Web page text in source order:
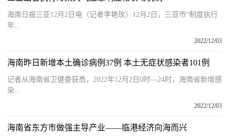
海南日报三亚12月2日电（记者李艳玫）12月2日，三亚市“制度执行
年...
2022/12/03
海南昨日新增本土确诊病例37例 本土无症状感染者101例
记者从海南省卫健委获悉，2022年12月2日0时—24时，海南省新增感
染...
2022/12/03
海南省东方市做强主导产业——临港经济向海而兴